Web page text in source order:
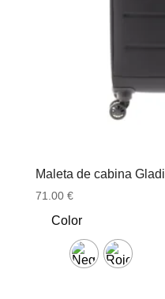
Maleta de cabina
71.00 €
Color